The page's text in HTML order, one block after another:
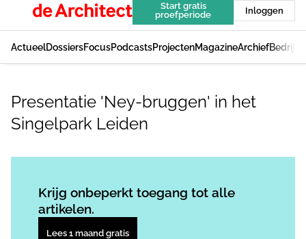
Start gratis
proefperiode
Inloggen
ActueelDossiersFocusPodcastsProjectenMagazineArchief
Presentatie 'Ney-bruggen' in het
Singelpark Leiden
Krijg onbeperkt toegang tot alle
artikelen.
Lees 1 maand gratis